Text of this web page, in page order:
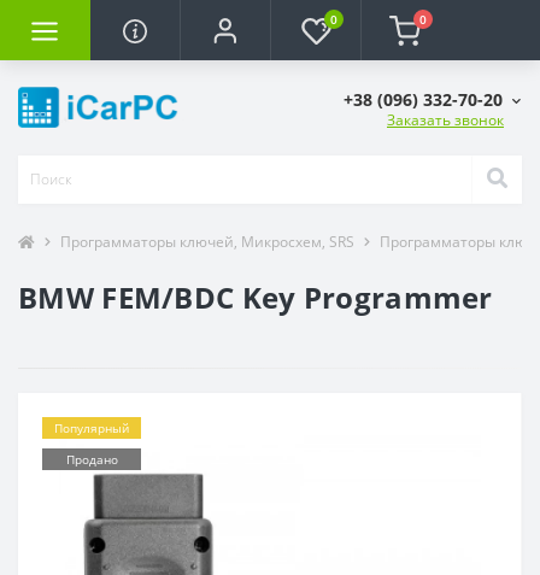
0 0
+38 (096) 332-70-20
Заказать звонок
Программаторы ключей, Микросхем, SRS Программаторы
BMW FEM/BDC Key Programmer
Популярный
Продано